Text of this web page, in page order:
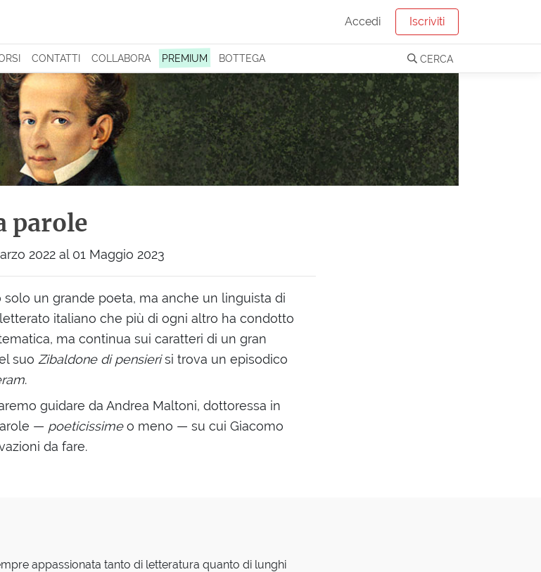
Accedi Iscriviti
CONTATTI COLLABORA PREMIUM BOTTEGA CERCA
parole
2022 al 01 Maggio 2023
un grande poeta, ma anche un linguista di
italiano che più di ogni altro ha condotto
ma continua sui caratteri di un gran
suo Zibaldone di pensierisi trova un episodico
.
guidare da Andrea Maltoni, dottoressa in
— poeticissimeo meno — su cui Giacomo
da fare.
appassionata tanto di letteratura quanto di lunghi